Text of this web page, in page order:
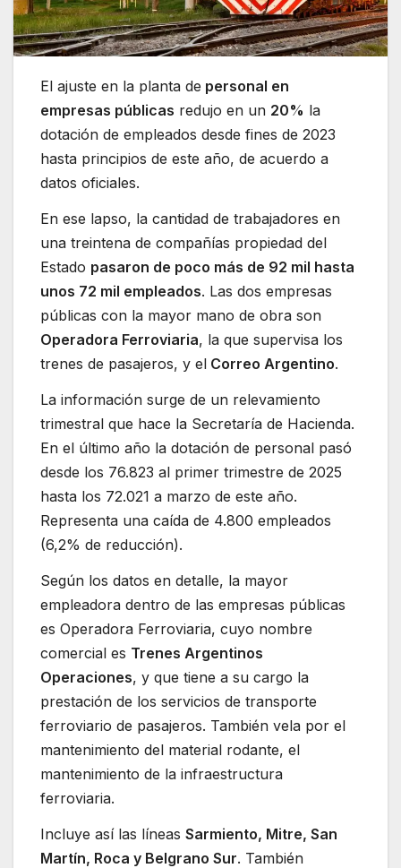
El ajuste en la planta de personal en
empresas públicas redujo en un 20% la
dotación de empleados desde fines de 2023
hasta principios de este año, de acuerdo a
datos oficiales.
En ese lapso, la cantidad de trabajadores en
una treintena de compañías propiedad del
Estado pasaron de poco más de 92 mil hasta
unos 72 mil empleados. Las dos empresas
públicas con la mayor mano de obra son
Operadora Ferroviaria, la que supervisa los
trenes de pasajeros, y el Correo Argentino.
La información surge de un relevamiento
trimestral que hace la Secretaría de Hacienda.
En el último año la dotación de personal pasó
desde los 76.823 al primer trimestre de 2025
hasta los 72.021 a marzo de este año.
Representa una caída de 4.800 empleados
(6,2% de reducción).
Según los datos en detalle, la mayor
empleadora dentro de las empresas públicas
es Operadora Ferroviaria, cuyo nombre
comercial es Trenes Argentinos
Operaciones, y que tiene a su cargo la
prestación de los servicios de transporte
ferroviario de pasajeros. También vela por el
mantenimiento del material rodante, el
mantenimiento de la infraestructura
ferroviaria.
Incluye así las líneas Sarmiento, Mitre, San
Martín, Roca y Belgrano Sur. También